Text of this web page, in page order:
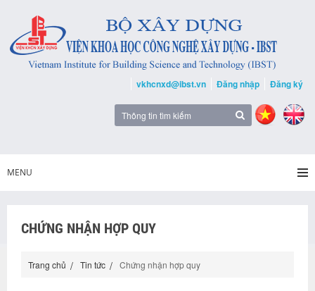
vkhcnxd@ibst.vn Đăng nhập Đăng ký
MENU
CHỨNG NHẬN HỢP QUY
Trang chủ Tin tức Chứng nhận hợp quy